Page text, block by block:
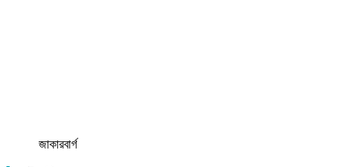
জাকারবার্গ